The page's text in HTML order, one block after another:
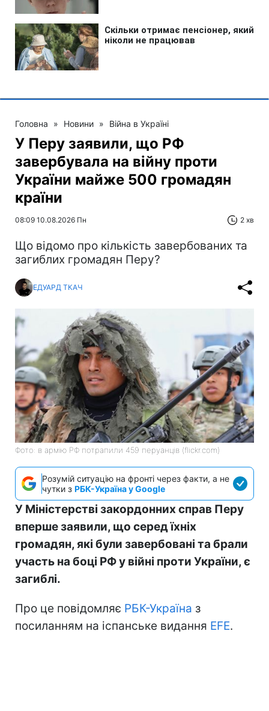
Головна » Новини » Війна в Україні
У Перу заявили, що РФ
завербувала на війну проти
України майже 500 громадян
країни
08:09 10.08.2026 Пн 2 хв
Що відомо про кількість завербованих та
загиблих громадян Перу?
ЕДУАРД ТКАЧ
Фото: в армію РФ потрапили 459 перуанців (flickr.com)
Розумій ситуацію на фронті через факти, а не
чутки з РБК-Україна у Google
У Міністерстві закордонних справ Перу
вперше заявили, що серед їхніх
громадян, які були завербовані та брали
участь на боці РФ у війні проти України, є
загиблі.
Про це повідомляє РБК-Україна з
посиланням на іспанське видання EFE.